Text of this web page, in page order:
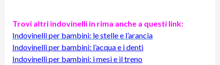
Trovi altri indovinelli in rima anche a questi link:
Indovinelli per bambini: le stelle e l’arancia
Indovinelli per bambini: l’acqua e i denti
Indovinelli per bambini: i mesi e il treno